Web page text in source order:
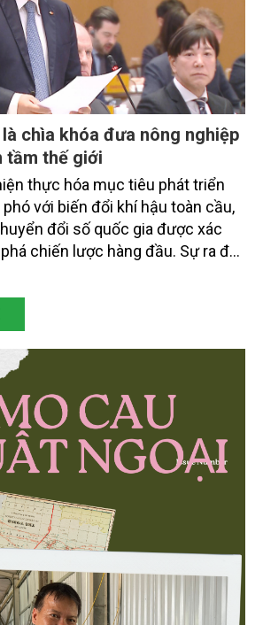
chìa khóa đưa nông nghiệp
tầm thế giới
thực hóa mục tiêu phát triển
với biến đổi khí hậu toàn cầu,
đổi số quốc gia được xác
chiến lược hàng đầu. Sự ra đời
quá trình cải cách toàn diện,
cung ứng và nâng cao hiệu
nghiệp và môi trường.